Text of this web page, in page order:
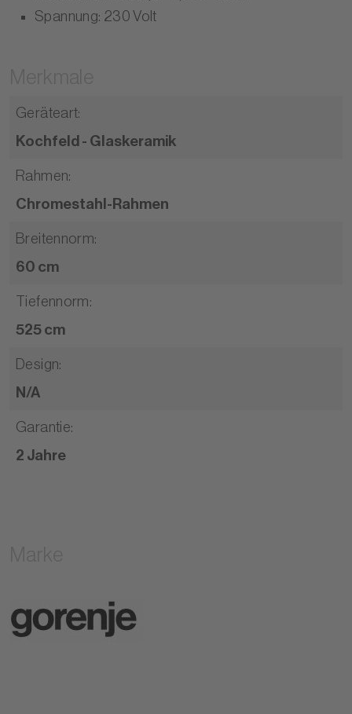
Spannung: 230 Volt
Geräteart:
Kochfeld - Glaskeramik
Rahmen:
Chromestahl-Rahmen
Breitennorm:
60 cm
Tiefennorm:
525 cm
Design:
N/A
Garantie:
2 Jahre